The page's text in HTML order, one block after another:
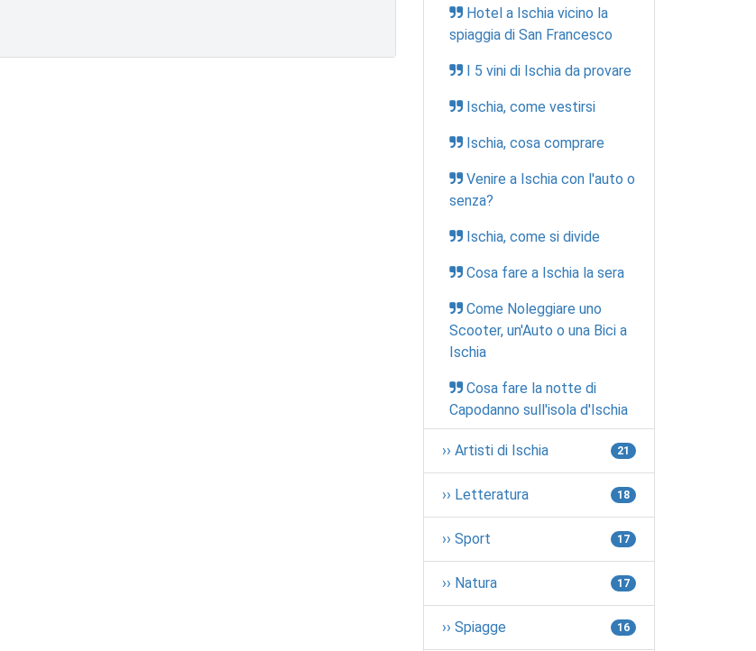
Hotel a Ischia vicino la
spiaggia di San Francesco
I 5 vini di Ischia da provare
Ischia, come vestirsi
Ischia, cosa comprare
Venire a Ischia con l'auto o
senza?
Ischia, come si divide
Cosa fare a Ischia la sera
Come Noleggiare uno
Scooter, un'Auto o una Bici a
Ischia
Cosa fare la notte di
Capodanno sull'isola d'Ischia
›› Artisti di Ischia 21
›› Letteratura 18
›› Sport 17
›› Natura 17
›› Spiagge 16